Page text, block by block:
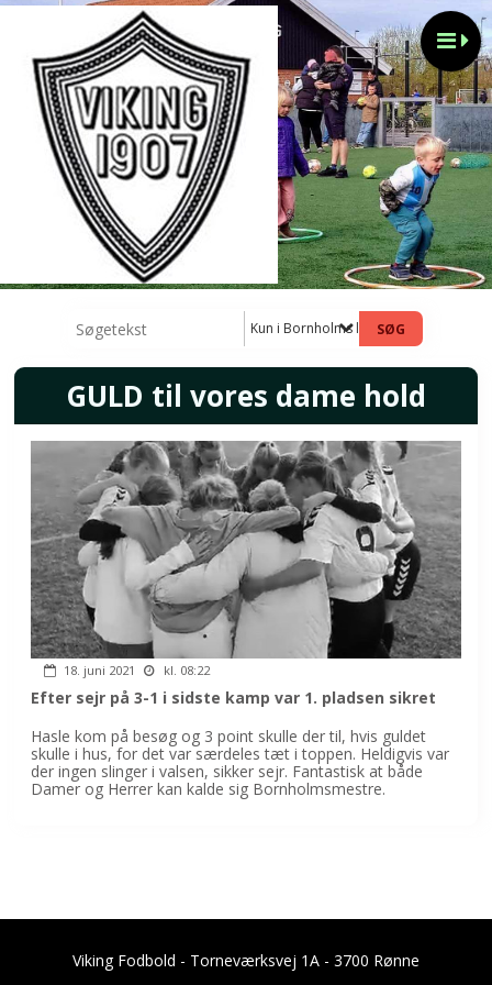
Kun i Bornholms ligaen damer
GULD til vores dame hold
18. juni 2021 kl. 08:22
Efter sejr på 3-1 i sidste kamp var 1. pladsen sikret
Hasle kom på besøg og 3 point skulle der til, hvis guldet
skulle i hus, for det var særdeles tæt i toppen. Heldigvis var
der ingen slinger i valsen, sikker sejr. Fantastisk at både
Damer og Herrer kan kalde sig Bornholmsmestre.
Viking Fodbold - Torneværksvej 1A - 3700 Rønne